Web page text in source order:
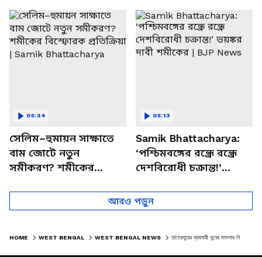
চত্বরে তাণ্ডব
খোলসা করলেন শুভেন্দু
সেলিম–হুমায়ন সাক্ষাতে
বাম জোটে নতুন
সমীকরণ? শমীকের
Samik Bhattacharya
05:34
Samik Bhattacharya:
‘পশ্চিমবঙ্গের রন্ধ্রে রন্ধ্রে
দেশবিরোধী চক্রান্ত!’
BJP News
05:13
আরও পড়ুন
HOME WEST BENGAL WEST BENGAL NEWS তাহেরপুরের ব্যবসায়ী খুনের মামলার নিষ্পত্তি, ৪ অভিযুক্তকে যাবজ্জীবন রানাঘাট আদালতের